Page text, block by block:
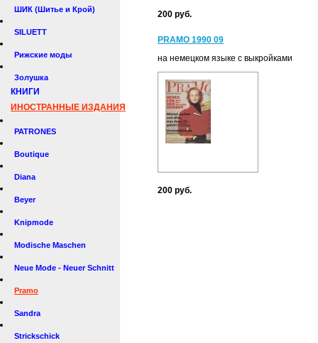
ШИК (Шитье и Крой)
SILUETT
Рижские моды
Золушка
КНИГИ
ИНОСТРАННЫЕ ИЗДАНИЯ
PATRONES
Boutique
Diana
Beyer
Knipmode
Modische Maschen
Neue Mode - Neuer Schnitt
Pramo
Sandra
Strickschick
200 руб.
PRAMO 1990 09
на немецком языке с выкройками
200 руб.